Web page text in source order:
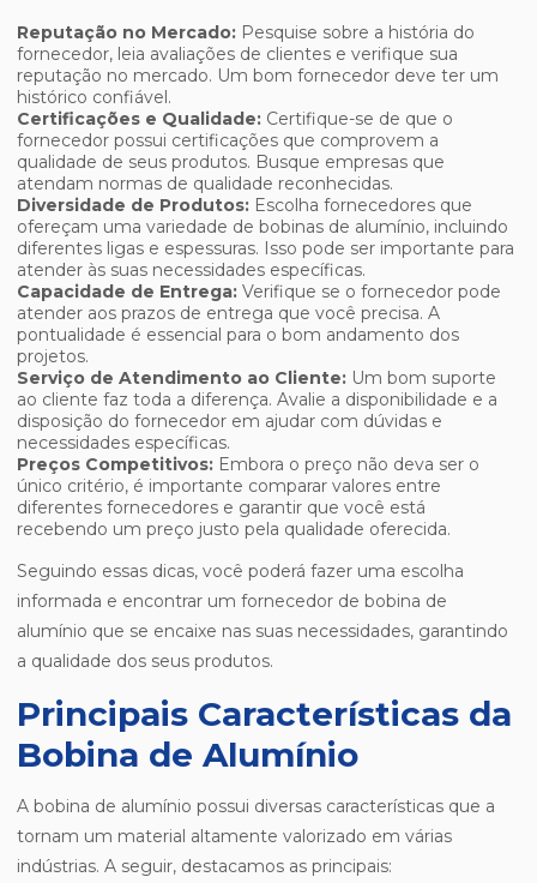
Reputação no Mercado: Pesquise sobre a história do
fornecedor, leia avaliações de clientes e verifique sua
reputação no mercado. Um bom fornecedor deve ter um
histórico confiável.
Certificações e Qualidade: Certifique-se de que o
fornecedor possui certificações que comprovem a
qualidade de seus produtos. Busque empresas que
atendam normas de qualidade reconhecidas.
Diversidade de Produtos: Escolha fornecedores que
ofereçam uma variedade de bobinas de alumínio, incluindo
diferentes ligas e espessuras. Isso pode ser importante para
atender às suas necessidades específicas.
Capacidade de Entrega: Verifique se o fornecedor pode
atender aos prazos de entrega que você precisa. A
pontualidade é essencial para o bom andamento dos
projetos.
Serviço de Atendimento ao Cliente: Um bom suporte
ao cliente faz toda a diferença. Avalie a disponibilidade e a
disposição do fornecedor em ajudar com dúvidas e
necessidades específicas.
Preços Competitivos: Embora o preço não deva ser o
único critério, é importante comparar valores entre
diferentes fornecedores e garantir que você está
recebendo um preço justo pela qualidade oferecida.
Seguindo essas dicas, você poderá fazer uma escolha
informada e encontrar um fornecedor de bobina de
alumínio que se encaixe nas suas necessidades, garantindo
a qualidade dos seus produtos.
Principais Características da
Bobina de Alumínio
A bobina de alumínio possui diversas características que a
tornam um material altamente valorizado em várias
indústrias. A seguir, destacamos as principais: